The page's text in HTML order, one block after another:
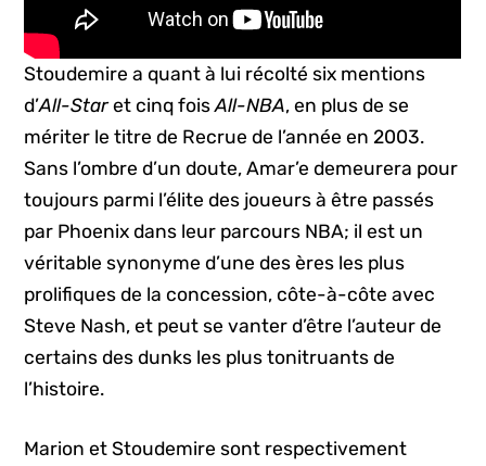
Stoudemire a quant à lui récolté six mentions
d’All-Staret cinq foisAll-NBA, en plus de se
mériter le titre de Recrue de l’année en 2003.
Sans l’ombre d’un doute, Amar’e demeurera pour
toujours parmi l’élite des joueurs à être passés
par Phoenix dans leur parcours NBA; il est un
véritable synonyme d’une des ères les plus
prolifiques de la concession, côte-à-côte avec
Steve Nash, et peut se vanter d’être l’auteur de
certains des dunks les plus tonitruants de
l’histoire.
Marion et Stoudemire sont respectivement